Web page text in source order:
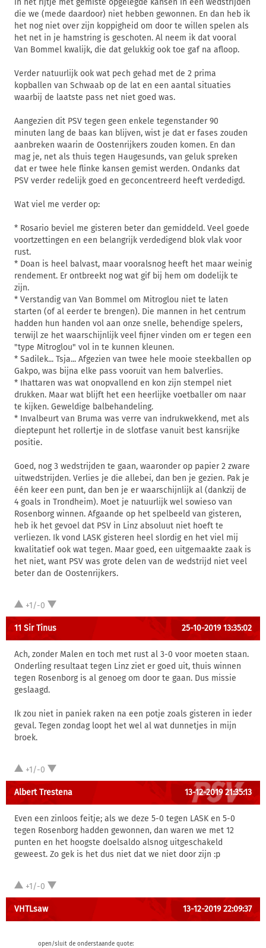
in het rijtje met gemiste opgelegde kansen in een wedstrijden
die we (mede daardoor) niet hebben gewonnen. En dan heb ik
het nog niet over zijn koppigheid om door te willen spelen als
het net in je hamstring is geschoten. Al neem ik dat vooral
Van Bommel kwalijk, die dat gelukkig ook toe gaf na afloop.
Verder natuurlijk ook wat pech gehad met de 2 prima
kopballen van Schwaab op de lat en een aantal situaties
waarbij de laatste pass net niet goed was.
Aangezien dit PSV tegen geen enkele tegenstander 90
minuten lang de baas kan blijven, wist je dat er fases zouden
aanbreken waarin de Oostenrijkers zouden komen. En dan
mag je, net als thuis tegen Haugesunds, van geluk spreken
dat er twee hele flinke kansen gemist werden. Ondanks dat
PSV verder redelijk goed en geconcentreerd heeft verdedigd.
Wat viel me verder op:
* Rosario beviel me gisteren beter dan gemiddeld. Veel goede
voortzettingen en een belangrijk verdedigend blok vlak voor
rust.
* Doan is heel balvast, maar vooralsnog heeft het maar weinig
rendement. Er ontbreekt nog wat gif bij hem om dodelijk te
zijn.
* Verstandig van Van Bommel om Mitroglou niet te laten
starten (of al eerder te brengen). Die mannen in het centrum
hadden hun handen vol aan onze snelle, behendige spelers,
terwijl ze het waarschijnlijk veel fijner vinden om er tegen een
"type Mitroglou" vol in te kunnen kleunen.
* Sadilek... Tsja... Afgezien van twee hele mooie steekballen op
Gakpo, was bijna elke pass vooruit van hem balverlies.
* Ihattaren was wat onopvallend en kon zijn stempel niet
drukken. Maar wat blijft het een heerlijke voetballer om naar
te kijken. Geweldige balbehandeling.
* Invalbeurt van Bruma was verre van indrukwekkend, met als
dieptepunt het rollertje in de slotfase vanuit best kansrijke
positie.
Goed, nog 3 wedstrijden te gaan, waaronder op papier 2 zware
uitwedstrijden. Verlies je die allebei, dan ben je gezien. Pak je
één keer een punt, dan ben je er waarschijnlijk al (dankzij de
4 goals in Trondheim). Moet je natuurlijk wel sowieso van
Rosenborg winnen. Afgaande op het spelbeeld van gisteren,
heb ik het gevoel dat PSV in Linz absoluut niet hoeft te
verliezen. Ik vond LASK gisteren heel slordig en het viel mij
kwalitatief ook wat tegen. Maar goed, een uitgemaakte zaak is
het niet, want PSV was grote delen van de wedstrijd niet veel
beter dan de Oostenrijkers.
+1/-0
11 Sir Tinus 25-10-2019 13:35:02
Ach, zonder Malen en toch met rust al 3-0 voor moeten staan.
Onderling resultaat tegen Linz ziet er goed uit, thuis winnen
tegen Rosenborg is al genoeg om door te gaan. Dus missie
geslaagd.
Ik zou niet in paniek raken na een potje zoals gisteren in ieder
geval. Tegen zondag loopt het wel al wat dunnetjes in mijn
broek.
+1/-0
Albert Trestena 13-12-2019 21:35:13
Even een zinloos feitje; als we deze 5-0 tegen LASK en 5-0
tegen Rosenborg hadden gewonnen, dan waren we met 12
punten en het hoogste doelsaldo alsnog uitgeschakeld
geweest. Zo gek is het dus niet dat we niet door zijn :p
+1/-0
VHTLsaw 13-12-2019 22:09:37
open/sluit de onderstaande quote: